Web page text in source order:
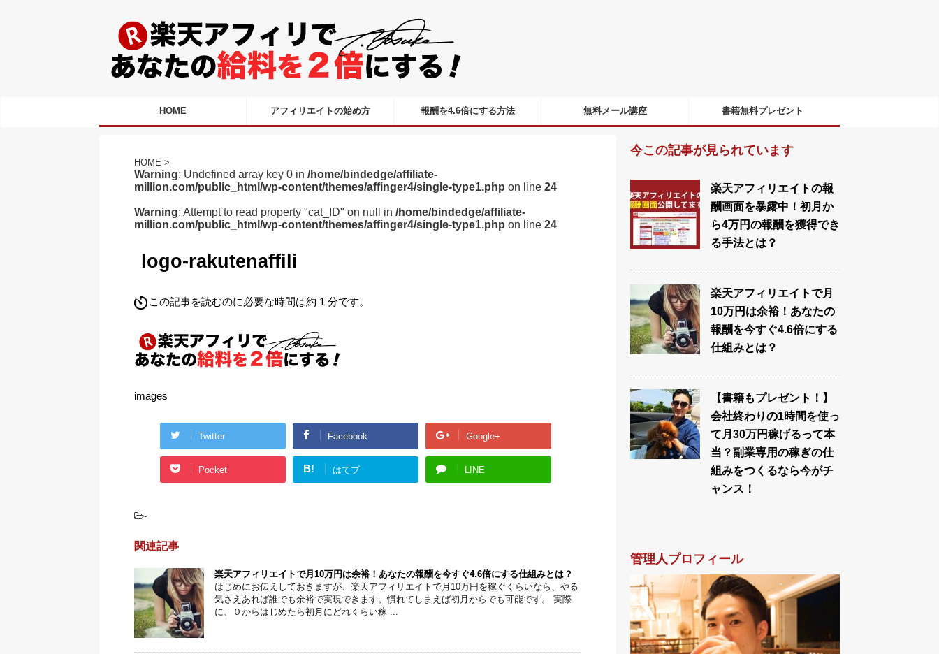
HOME アフィリエイトの始め方 報酬を4.6倍にする方法 無料メール講座 書籍無料プレゼント
HOME >
Warning: Undefined array key 0 in /home/bindedge/affiliate-
million.com/public_html/wp-content/themes/affinger4/single-type1.php on line 24
Warning: Attempt to read property "cat_ID" on null in /home/bindedge/affiliate-
million.com/public_html/wp-content/themes/affinger4/single-type1.php on line 24
logo-rakutenaffili
この記事を読むのに必要な時間は約 1 分です。
images
Twitter Facebook Google+
Pocket B! はてブ LINE
-
関連記事
楽天アフィリエイトで月10万円は余裕！あなたの報酬を今すぐ4.6倍にする仕組みとは？
はじめにお伝えしておきますが、楽天アフィリエイトで月10万円を稼ぐくらいなら、やる
気さえあれば誰でも余裕で実現できます。慣れてしまえば初月からでも可能です。 実際
に、０からはじめたら初月にどれくらい稼 ...
今この記事が見られています
楽天アフィリエイトの報
酬画面を暴露中！初月か
ら4万円の報酬を獲得でき
る手法とは？
楽天アフィリエイトで月
10万円は余裕！あなたの
報酬を今すぐ4.6倍にする
仕組みとは？
【書籍もプレゼント！】
会社終わりの1時間を使っ
て月30万円稼げるって本
当？副業専用の稼ぎの仕
組みをつくるなら今がチ
ャンス！
管理人プロフィール